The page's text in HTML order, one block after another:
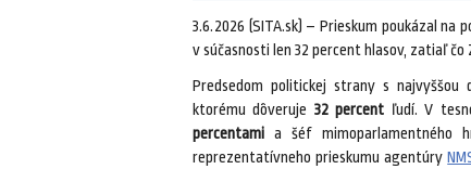
3.6.2026 (SITA.sk) – Prieskum poukázal na
v súčasnosti len 32 percent hlasov, zatiaľ
Predsedom politickej strany s najvyššou
ktorému dôveruje 32 percent ľudí. V
percentami a šéf mimoparlamentného
reprezentatívneho prieskumu agentúry